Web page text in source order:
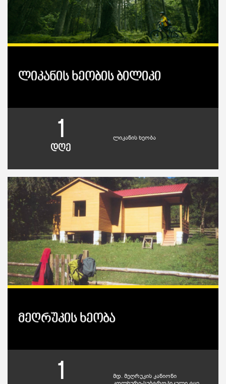
ლიკანის ხეობის ბილიკი
1
დღე
ლიკანის ხეობა
მეღრუკის ხეობა
1
მდ. მეღრუკის კანიონი